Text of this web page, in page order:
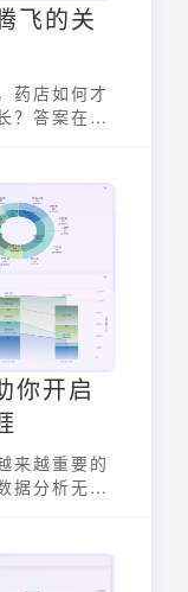
飞的关
药店如何才
？答案在于
店更好地满
你开启
来越重要的
据分析无处
是助你实现